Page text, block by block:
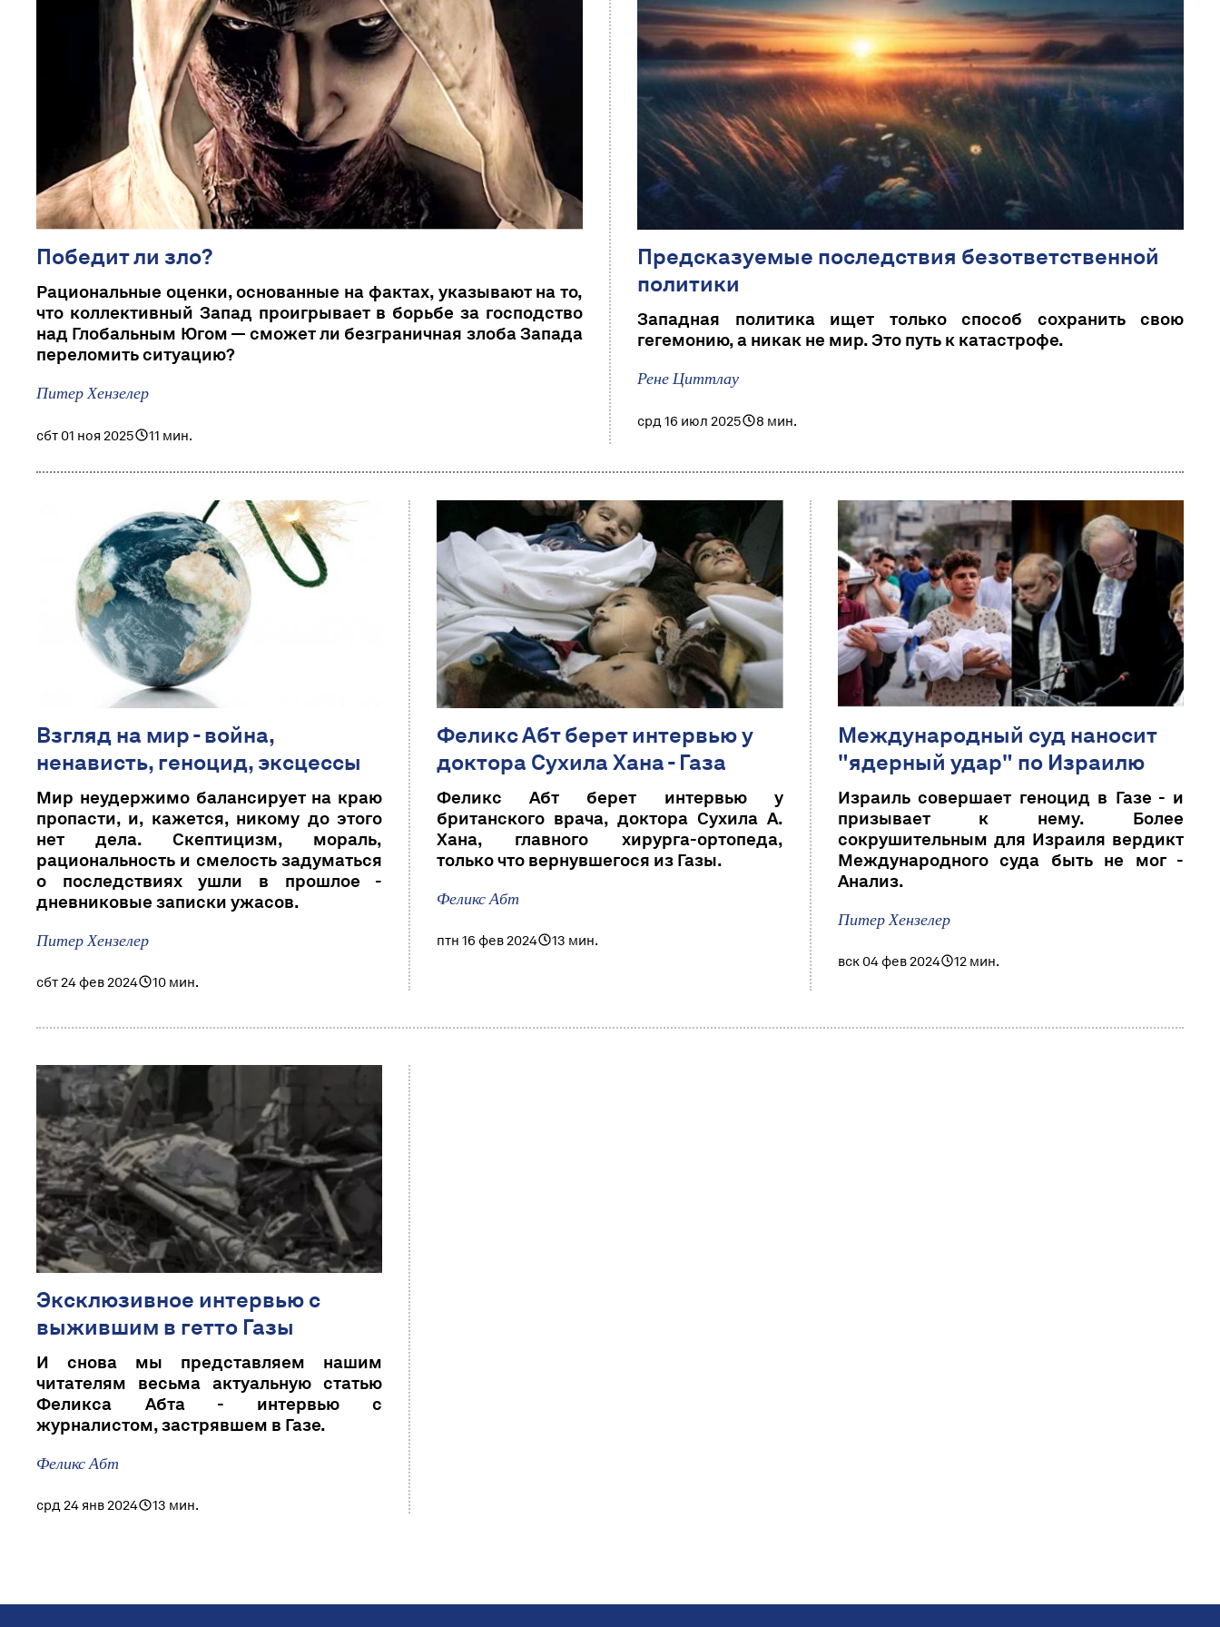
Победит ли зло?
Рациональные оценки, основанные на фактах, указывают на то,
что коллективный Запад проигрывает в борьбе за господство
над Глобальным Югом — сможет ли безграничная злоба Запада
переломить ситуацию?
Питер Хензелер
сбт 01 ноя 2025 11 мин.
Предсказуемые последствия безответственной
политики
Западная политика ищет только способ сохранить свою
гегемонию, а никак не мир. Это путь к катастрофе.
Рене Циттлау
срд 16 июл 2025 8 мин.
Взгляд на мир - война,
ненависть, геноцид, эксцессы
Мир неудержимо балансирует на краю
пропасти, и, кажется, никому до этого
нет дела. Скептицизм, мораль,
рациональность и смелость задуматься
о последствиях ушли в прошлое -
дневниковые записки ужасов.
Питер Хензелер
сбт 24 фев 2024 10 мин.
Феликс Абт берет интервью у
доктора Сухила Хана - Газа
Феликс Абт берет интервью у
британского врача, доктора Сухила А.
Хана, главного хирурга-ортопеда,
только что вернувшегося из Газы.
Феликс Абт
птн 16 фев 2024 13 мин.
Международный суд наносит
"ядерный удар" по Израилю
Израиль совершает геноцид в Газе - и
призывает к нему. Более
сокрушительным для Израиля вердикт
Международного суда быть не мог -
Анализ.
Питер Хензелер
вск 04 фев 2024 12 мин.
Эксклюзивное интервью с
выжившим в гетто Газы
И снова мы представляем нашим
читателям весьма актуальную статью
Феликса Абта - интервью с
журналистом, застрявшем в Газе.
Феликс Абт
срд 24 янв 2024 13 мин.